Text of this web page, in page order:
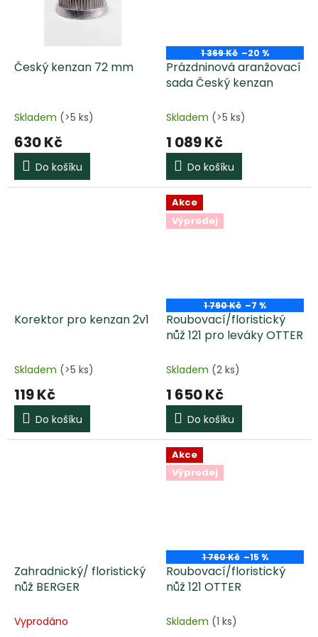
Český kenzan 72 mm
Skladem (>5 ks)
630 Kč
Do košíku
1 369 Kč –20 %
Prázdninová aranžovací
sada Český kenzan
Skladem (>5 ks)
1 089 Kč
Do košíku
Korektor pro kenzan 2v1
Skladem (>5 ks)
119 Kč
Do košíku
Akce
Výprodej
1 790 Kč –7 %
Roubovací/floristický
nůž 121 pro leváky OTTER
Skladem (2 ks)
1 650 Kč
Do košíku
Zahradnický/ floristický
nůž BERGER
Vyprodáno
Akce
Výprodej
1 760 Kč –15 %
Roubovací/floristický
nůž 121 OTTER
Skladem (1 ks)